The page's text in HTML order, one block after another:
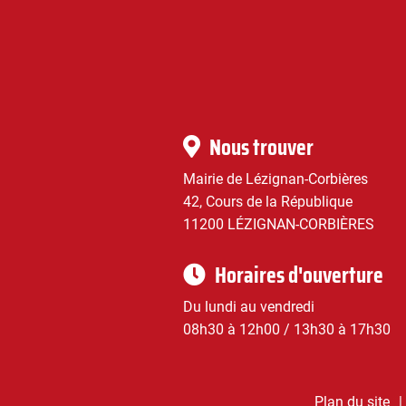
Nous trouver
Mairie de Lézignan-Corbières
42, Cours de la République
11200 LÉZIGNAN-CORBIÈRES
Horaires d'ouverture
Du lundi au vendredi
08h30 à 12h00 / 13h30 à 17h30
Plan du site